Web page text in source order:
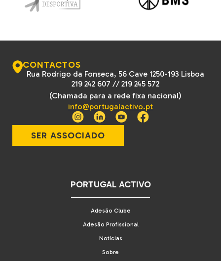
CONTACTOS
Rua Rodrigo da Fonseca, 56 Cave 1250-193 Lisboa
219 242 607 //219 245 572
(Chamada para a rede fixa nacional)
info@portugalactivo.pt
SER ASSOCIADO
PORTUGAL ACTIVO
Adesão Clube
Adesão Profissional
Notícias
Sobre